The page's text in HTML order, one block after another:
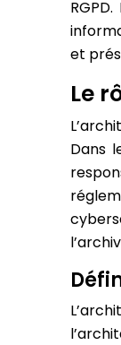
et
Le
Dans